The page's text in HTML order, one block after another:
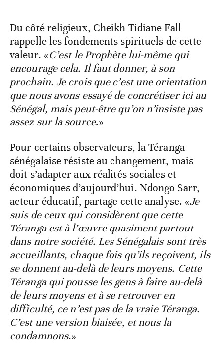
Du côté religieux, Cheikh Tidiane Fall
rappelle les fondements spirituels de cette
valeur. «C’est le Prophète lui-même qui
encourage cela. Il faut donner, à son
prochain. Je crois que c’est une orientation
que nous avons essayé de concrétiser ici au
Sénégal, mais peut-être qu’on n’insiste pas
assez sur la source.»
Pour certains observateurs, la Téranga
sénégalaise résiste au changement, mais
doit s’adapter aux réalités sociales et
économiques d’aujourd’hui. Ndongo Sarr,
acteur éducatif, partage cette analyse. «Je
suis de ceux qui considèrent que cette
Téranga est à l’œuvre quasiment partout
dans notre société. Les Sénégalais sont très
accueillants, chaque fois qu’ils reçoivent, ils
se donnent au-delà de leurs moyens. Cette
Téranga qui pousse les gens à faire au-delà
de leurs moyens et à se retrouver en
difficulté, ce n’est pas de la vraie Téranga.
C’est une version biaisée, et nous la
condamnons.»